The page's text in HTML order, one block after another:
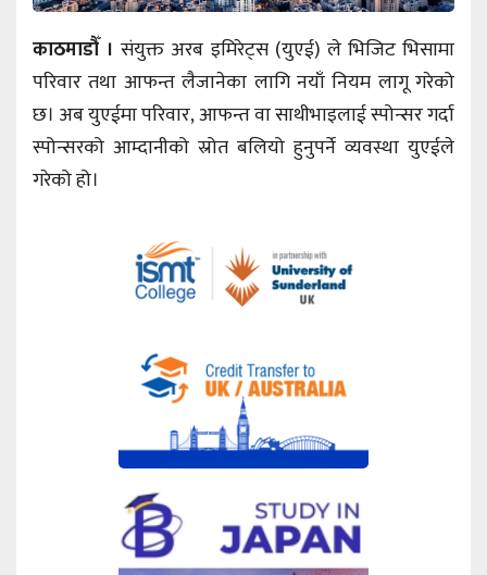
काठमाडौँ । संयुक्त अरब इमिरेट्स (युएई) ले भिजिट भिसामा
परिवार तथा आफन्त लैजानेका लागि नयाँ नियम लागू गरेको
छ। अब युएईमा परिवार, आफन्त वा साथीभाइलाई स्पोन्सर गर्दा
स्पोन्सरको आम्दानीको स्रोत बलियो हुनुपर्ने व्यवस्था युएईले
गरेको हो।